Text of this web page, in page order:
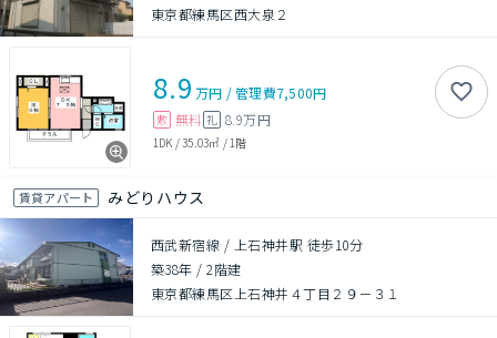
東京都練馬区西大泉２
8.9 万円 /管理費7,500円
敷 無料 礼 8.9万円
1DK /35.03㎡ / 1階
賃貸アパート みどりハウス
西武新宿線 / 上石神井駅 徒歩10分
築38年 /2階建
東京都練馬区上石神井４丁目２９－３１